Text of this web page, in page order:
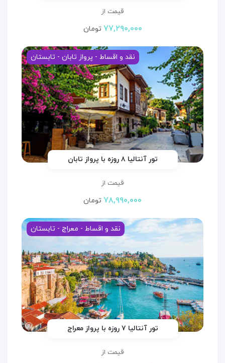
قیمت از
۷۷,۲۹۰,۰۰۰ تومان
نقد و اقساط - پرواز تابان - تابستان
تور آنتالیا ۸ روزه با پرواز تابان
قیمت از
۷۸,۹۹۰,۰۰۰ تومان
نقد و اقساط - معراج - تابستان
تور آنتالیا ۷ روزه با پرواز معراج
قیمت از